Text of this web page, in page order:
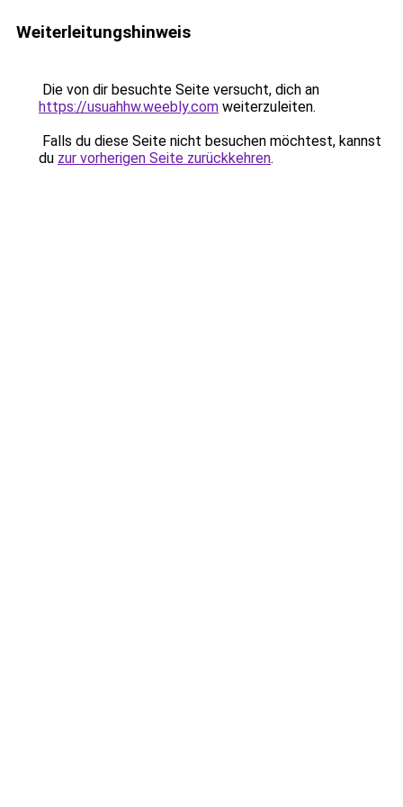
Weiterleitungshinweis
Die von dir besuchte Seite versucht, dich an
https://usuahhw.weebly.com weiterzuleiten.
Falls du diese Seite nicht besuchen möchtest, kannst
du zur vorherigen Seite zurückkehren.